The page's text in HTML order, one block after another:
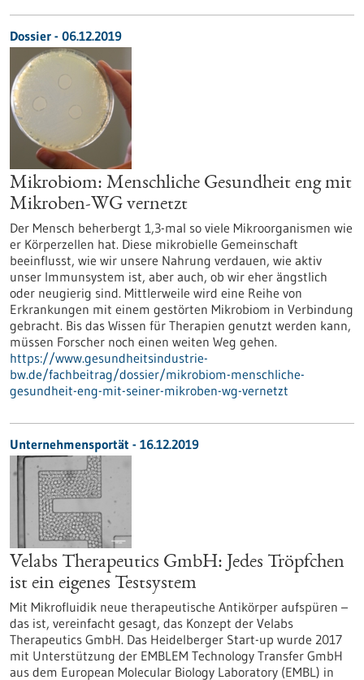
Dossier - 06.12.2019
Mikrobiom: Menschliche Gesundheit eng mit
Mikroben-WG vernetzt
Der Mensch beherbergt 1,3-mal so viele Mikroorganismen wie
er Körperzellen hat. Diese mikrobielle Gemeinschaft
beeinflusst, wie wir unsere Nahrung verdauen, wie aktiv
unser Immunsystem ist, aber auch, ob wir eher ängstlich
oder neugierig sind. Mittlerweile wird eine Reihe von
Erkrankungen mit einem gestörten Mikrobiom in Verbindung
gebracht. Bis das Wissen für Therapien genutzt werden kann,
müssen Forscher noch einen weiten Weg gehen.
https://www.gesundheitsindustrie-
bw.de/fachbeitrag/dossier/mikrobiom-menschliche-
gesundheit-eng-mit-seiner-mikroben-wg-vernetzt
Unternehmensportät - 16.12.2019
Velabs Therapeutics GmbH: Jedes Tröpfchen
ist ein eigenes Testsystem
Mit Mikrofluidik neue therapeutische Antikörper aufspüren –
das ist, vereinfacht gesagt, das Konzept der Velabs
Therapeutics GmbH. Das Heidelberger Start-up wurde 2017
mit Unterstützung der EMBLEM Technology Transfer GmbH
aus dem European Molecular Biology Laboratory (EMBL) in